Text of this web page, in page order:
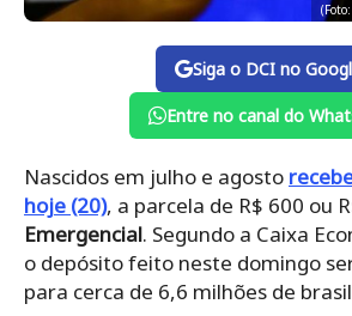
Siga o DCI no
Entre no canal do
Nascidos em julho e agosto
hoje (20), a parcela de R$ 600 ou
Emergencial. Segundo a Caixa
o depósito feito neste domingo
para cerca de 6,6 milhões de